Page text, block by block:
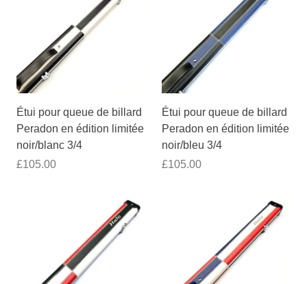
Étui pour queue de billard
Peradon en édition limitée
noir/blanc 3/4
£105.00
Étui pour queue de billard
Peradon en édition limitée
noir/bleu 3/4
£105.00